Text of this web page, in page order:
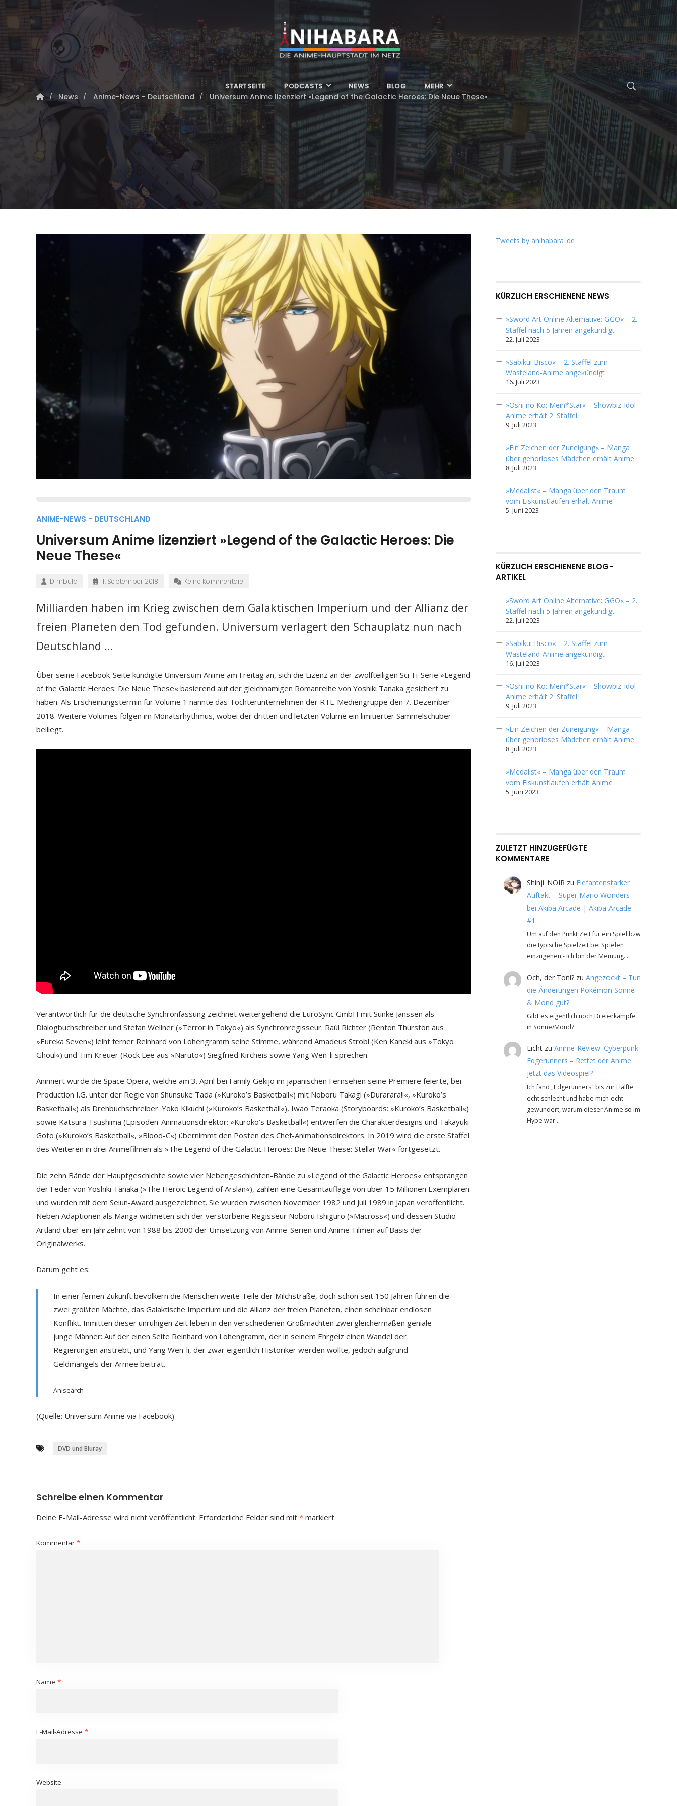
STARTSEITE PODCASTS NEWS BLOG MEHR
News Anime-News - Deutschland Universum Anime lizenziert »Legend of the Galactic Heroes: Die Neue These«
ANIME-NEWS - DEUTSCHLAND
Universum Anime lizenziert »Legend of the Galactic Heroes: Die
Neue These«
Dimbula 11. September 2018 Keine Kommentare
Milliarden haben im Krieg zwischen dem Galaktischen Imperium und der Allianz der
freien Planeten den Tod gefunden. Universum verlagert den Schauplatz nun nach
Deutschland …
Über seine Facebook-Seite kündigte Universum Anime am Freitag an, sich die Lizenz an der zwölfteiligen Sci-Fi-Serie »Legend
of the Galactic Heroes: Die Neue These« basierend auf der gleichnamigen Romanreihe von Yoshiki Tanaka gesichert zu
haben. Als Erscheinungstermin für Volume 1 nannte das Tochterunternehmen der RTL-Mediengruppe den 7. Dezember
2018. Weitere Volumes folgen im Monatsrhythmus, wobei der dritten und letzten Volume ein limitierter Sammelschuber
beiliegt.
Verantwortlich für die deutsche Synchronfassung zeichnet weitergehend die EuroSync GmbH mit Sunke Janssen als
Dialogbuchschreiber und Stefan Wellner (»Terror in Tokyo«) als Synchronregisseur. Raúl Richter (Renton Thurston aus
»Eureka Seven«) leiht ferner Reinhard von Lohengramm seine Stimme, während Amadeus Strobl (Ken Kaneki aus »Tokyo
Ghoul«) und Tim Kreuer (Rock Lee aus »Naruto«) Siegfried Kircheis sowie Yang Wen-li sprechen.
Animiert wurde die Space Opera, welche am 3. April bei Family Gekijo im japanischen Fernsehen seine Premiere feierte, bei
Production I.G. unter der Regie von Shunsuke Tada (»Kuroko’s Basketball«) mit Noboru Takagi (»Durarara!!«, »Kuroko’s
Basketball«) als Drehbuchschreiber. Yoko Kikuchi (»Kuroko’s Basketball«), Iwao Teraoka (Storyboards: »Kuroko’s Basketball«)
sowie Katsura Tsushima (Episoden-Animationsdirektor: »Kuroko’s Basketball«) entwerfen die Charakterdesigns und Takayuki
Goto (»Kuroko’s Basketball«, »Blood-C«) übernimmt den Posten des Chef-Animationsdirektors. In 2019 wird die erste Staffel
des Weiteren in drei Animefilmen als »The Legend of the Galactic Heroes: Die Neue These: Stellar War« fortgesetzt.
Die zehn Bände der Hauptgeschichte sowie vier Nebengeschichten-Bände zu »Legend of the Galactic Heroes« entsprangen
der Feder von Yoshiki Tanaka (»The Heroic Legend of Arslan«), zählen eine Gesamtauflage von über 15 Millionen Exemplaren
und wurden mit dem Seiun-Award ausgezeichnet. Sie wurden zwischen November 1982 und Juli 1989 in Japan veröffentlicht.
Neben Adaptionen als Manga widmeten sich der verstorbene Regisseur Noboru Ishiguro (»Macross«) und dessen Studio
Artland über ein Jahrzehnt von 1988 bis 2000 der Umsetzung von Anime-Serien und Anime-Filmen auf Basis der
Originalwerks.
Darum geht es:
In einer fernen Zukunft bevölkern die Menschen weite Teile der Milchstraße, doch schon seit 150 Jahren führen die
zwei größten Mächte, das Galaktische Imperium und die Allianz der freien Planeten, einen scheinbar endlosen
Konflikt. Inmitten dieser unruhigen Zeit leben in den verschiedenen Großmächten zwei gleichermaßen geniale
junge Männer: Auf der einen Seite Reinhard von Lohengramm, der in seinem Ehrgeiz einen Wandel der
Regierungen anstrebt, und Yang Wen-li, der zwar eigentlich Historiker werden wollte, jedoch aufgrund
Geldmangels der Armee beitrat.
Anisearch
(Quelle: Universum Anime via Facebook)
DVD und Bluray
Schreibe einen Kommentar
Deine E-Mail-Adresse wird nicht veröffentlicht. Erforderliche Felder sind mit * markiert
Kommentar *
Name *
E-Mail-Adresse *
Website
Tweets by anihabara_de
KÜRZLICH ERSCHIENENE NEWS
»Sword Art Online Alternative: GGO« – 2.
Staffel nach 5 Jahren angekündigt
22. Juli 2023
»Sabikui Bisco« – 2. Staffel zum
Wasteland-Anime angekündigt
16. Juli 2023
»Oshi no Ko: Mein*Star« – Showbiz-Idol-
Anime erhält 2. Staffel
9. Juli 2023
»Ein Zeichen der Zuneigung« – Manga
über gehörloses Mädchen erhält Anime
8. Juli 2023
»Medalist« – Manga über den Traum
vom Eiskunstlaufen erhält Anime
5. Juni 2023
KÜRZLICH ERSCHIENENE BLOG-
ARTIKEL
»Sword Art Online Alternative: GGO« – 2.
Staffel nach 5 Jahren angekündigt
22. Juli 2023
»Sabikui Bisco« – 2. Staffel zum
Wasteland-Anime angekündigt
16. Juli 2023
»Oshi no Ko: Mein*Star« – Showbiz-Idol-
Anime erhält 2. Staffel
9. Juli 2023
»Ein Zeichen der Zuneigung« – Manga
über gehörloses Mädchen erhält Anime
8. Juli 2023
»Medalist« – Manga über den Traum
vom Eiskunstlaufen erhält Anime
5. Juni 2023
ZULETZT HINZUGEFÜGTE
KOMMENTARE
Shinji_NOIRzu Elefantenstarker
Auftakt – Super Mario Wonders
bei Akiba Arcade | Akiba Arcade
#1
Um auf den Punkt Zeit für ein Spiel bzw
die typische Spielzeit bei Spielen
einzugehen - ich bin der Meinung…
Och, der Toni?zu Angezockt – Tun
die Änderungen Pokémon Sonne
& Mond gut?
Gibt es eigentlich noch Dreierkämpfe
in Sonne/Mond?
Lichtzu Anime-Review: Cyberpunk:
Edgerunners – Rettet der Anime
jetzt das Videospiel?
Ich fand „Edgerunners" bis zur Hälfte
echt schlecht und habe mich echt
gewundert, warum dieser Anime so im
Hype war…